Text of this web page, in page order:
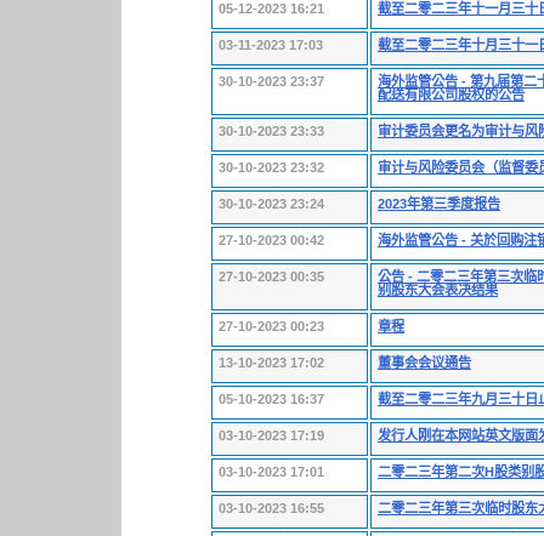
05-12-2023 16:21 截至二零二三年十一月三十
03-11-2023 17:03 截至二零二三年十月三十一
30-10-2023 23:37
海外监管公告 - 第九届第二
配送有限公司股权的公告
30-10-2023 23:33 审计委员会更名为审计与风
30-10-2023 23:32 审计与风险委员会（监督委
30-10-2023 23:24 2023年第三季度报告
27-10-2023 00:42 海外监管公告 - 关於回购注
27-10-2023 00:35
公告 - 二零二三年第三次临
别股东大会表决结果
27-10-2023 00:23 章程
13-10-2023 17:02 董事会会议通告
05-10-2023 16:37 截至二零二三年九月三十日
03-10-2023 17:19 发行人刚在本网站英文版面
03-10-2023 17:01 二零二三年第二次H股类别
03-10-2023 16:55 二零二三年第三次临时股东